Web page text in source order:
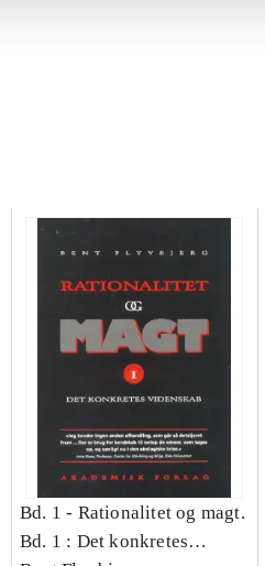
Bd. 1 - Rationalitet og magt.
Bd. 1 : Det konkretes